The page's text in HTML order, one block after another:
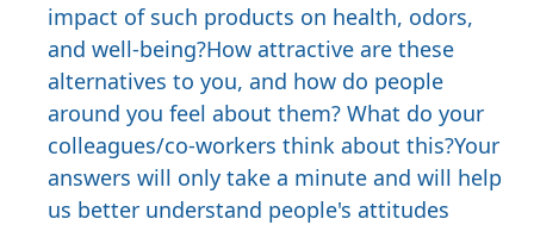
impact of such products on health, odors,
and well-being?How attractive are these
alternatives to you, and how do people
around you feel about them? What do your
colleagues/co-workers think about this?Your
answers will only take a minute and will help
us better understand people's attitudes